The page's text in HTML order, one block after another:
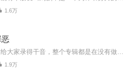
1.6万
恶
1.9万